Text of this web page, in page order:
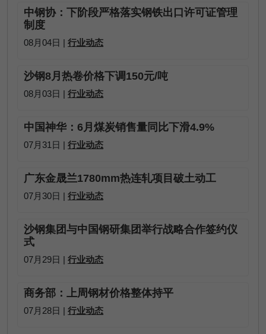
中钢协：下阶段严格落实钢铁出口许可证管理
制度
08月04日 | 行业动态
沙钢8月热卷价格下调150元/吨
08月03日 | 行业动态
中国神华：6月煤炭销售量同比下滑4.9%
07月31日 | 行业动态
广东金晟兰1780mm热连轧项目破土动工
07月30日 | 行业动态
沙钢集团与中国钢研集团举行战略合作签约仪
式
07月29日 | 行业动态
商务部：上周钢材价格整体持平
07月28日 | 行业动态